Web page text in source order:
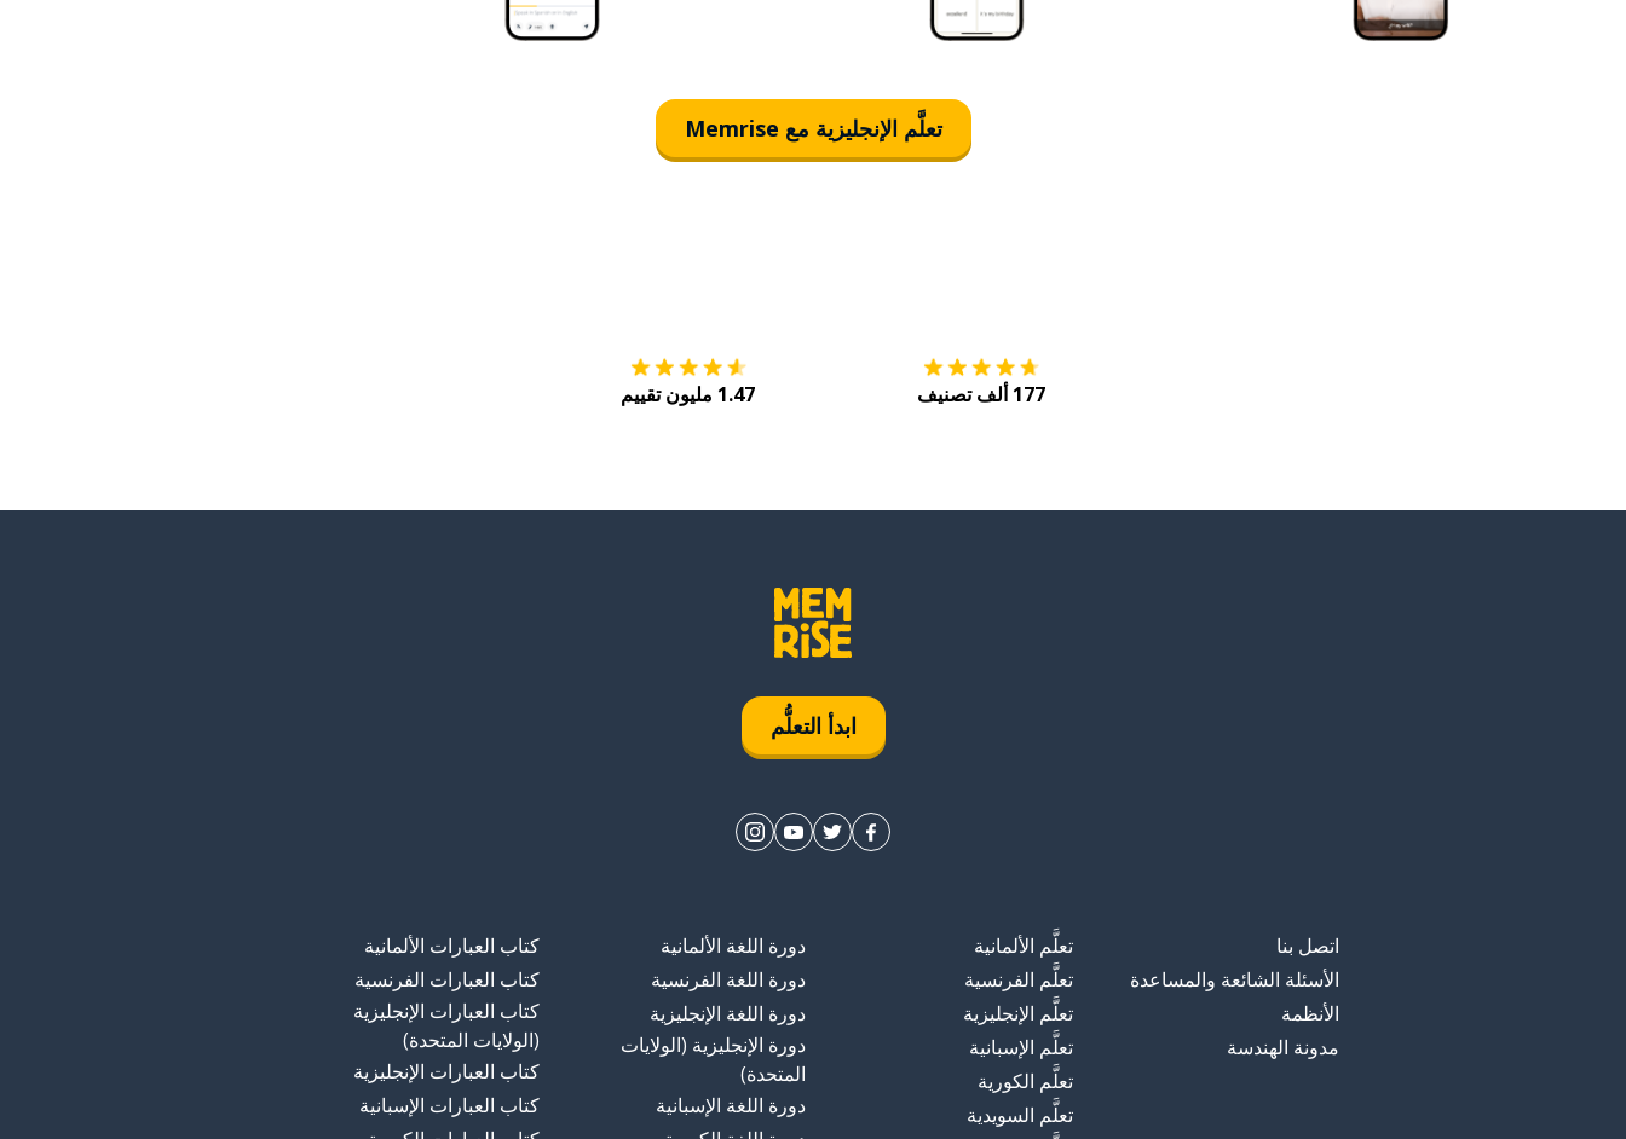
تعلَّم الإنجليزية مع Memrise
177 ألف تصنيف 1.47 مليون تقييم
ابدأ التعلُّم
اتصل بنا
الأسئلة الشائعة والمساعدة
الأنظمة
مدونة الهندسة
تعلَّم الألمانية
تعلَّم الفرنسية
تعلَّم الإنجليزية
تعلَّم الإسبانية
تعلَّم الكورية
تعلَّم السويدية
دورة اللغة الألمانية
دورة اللغة الفرنسية
دورة اللغة الإنجليزية
دورة الإنجليزية (الولايات
المتحدة)
دورة اللغة الإسبانية
كتاب العبارات الألمانية
كتاب العبارات الفرنسية
كتاب العبارات الإنجليزية
(الولايات المتحدة)
كتاب العبارات الإنجليزية
كتاب العبارات الإسبانية